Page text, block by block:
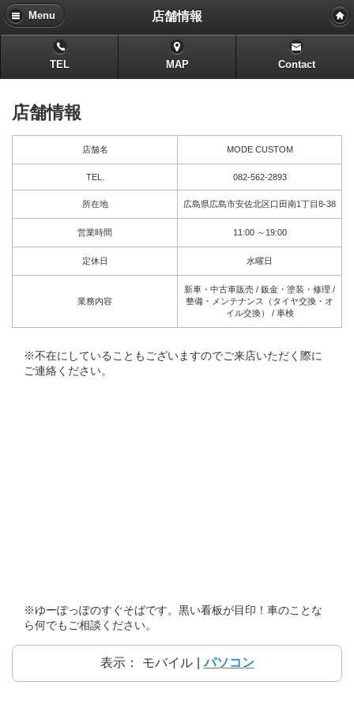
Menu 店舗情報
TEL MAP Contact
店舗情報
店舗名 MODE CUSTOM
TEL. 082-562-2893
所在地 広島県広島市安佐北区口田南1丁目8-38
営業時間 11:00 ～19:00
定休日 水曜日
業務内容
新車・中古車販売 / 鈑金・塗装・修理 /
整備・メンテナンス（タイヤ交換・オ
イル交換） / 車検
※不在にしていることもございますのでご来店いただく際に
ご連絡ください。
※ゆーぽっぽのすぐそばです。黒い看板が目印！車のことな
ら何でもご相談ください。
表示： モバイル パソコン